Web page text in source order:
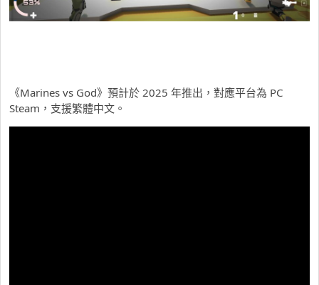
《Marines vs God》預計於 2025 年推出，對應平台為 PC
Steam，支援繁體中文。